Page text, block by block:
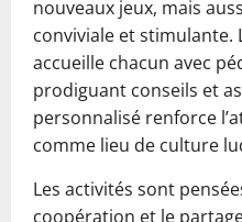
nouveaux jeux, mais
conviviale et stimulante.
accueille chacun avec
prodiguant conseils et
personnalisé renforce
comme lieu de culture
Les activités sont
coopération et le